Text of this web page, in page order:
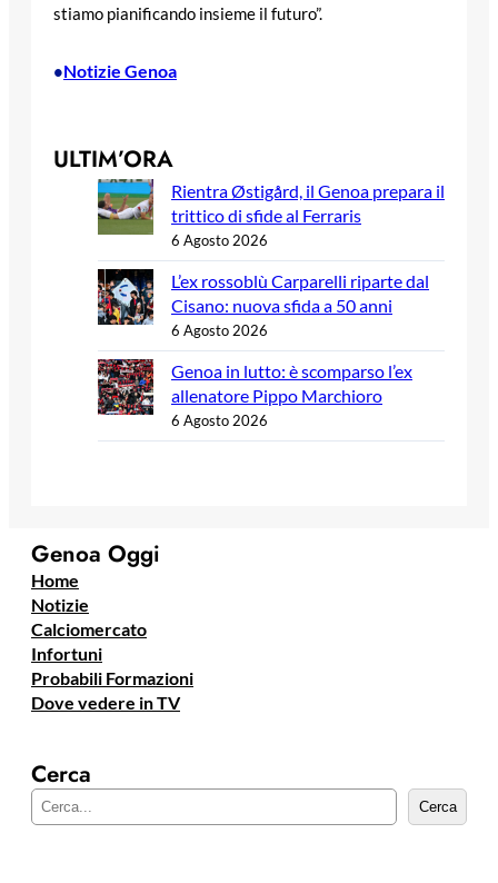
stiamo pianificando insieme il futuro”.
•Notizie Genoa
ULTIM’ORA
Rientra Østigård, il Genoa prepara il
trittico di sfide al Ferraris
6 Agosto 2026
L’ex rossoblù Carparelli riparte dal
Cisano: nuova sfida a 50 anni
6 Agosto 2026
Genoa in lutto: è scomparso l’ex
allenatore Pippo Marchioro
6 Agosto 2026
Genoa Oggi
Home
Notizie
Calciomercato
Infortuni
Probabili Formazioni
Dove vedere in TV
Cerca
e
Cerca